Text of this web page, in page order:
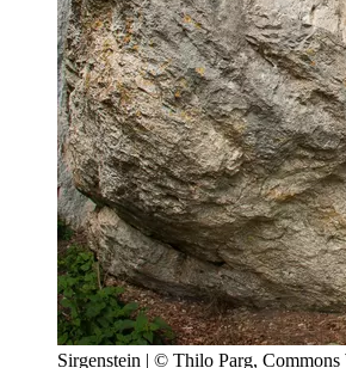
Sirgenstein | © Thilo Parg, Commons